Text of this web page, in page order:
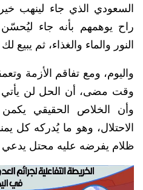
السعودي الذي جاء لينهب
راح يوهمهم بأنه جاء
النور والماء والغذاء، ثم يبيع
واليوم، ومع تفاقم الأزمة
وقت مضى، أن الحل لن يأتي
وأن الخلاص الحقيقي
الاحتلال، وهو ما يُدركه
ظلام يفرضه عليه محتل يدعي